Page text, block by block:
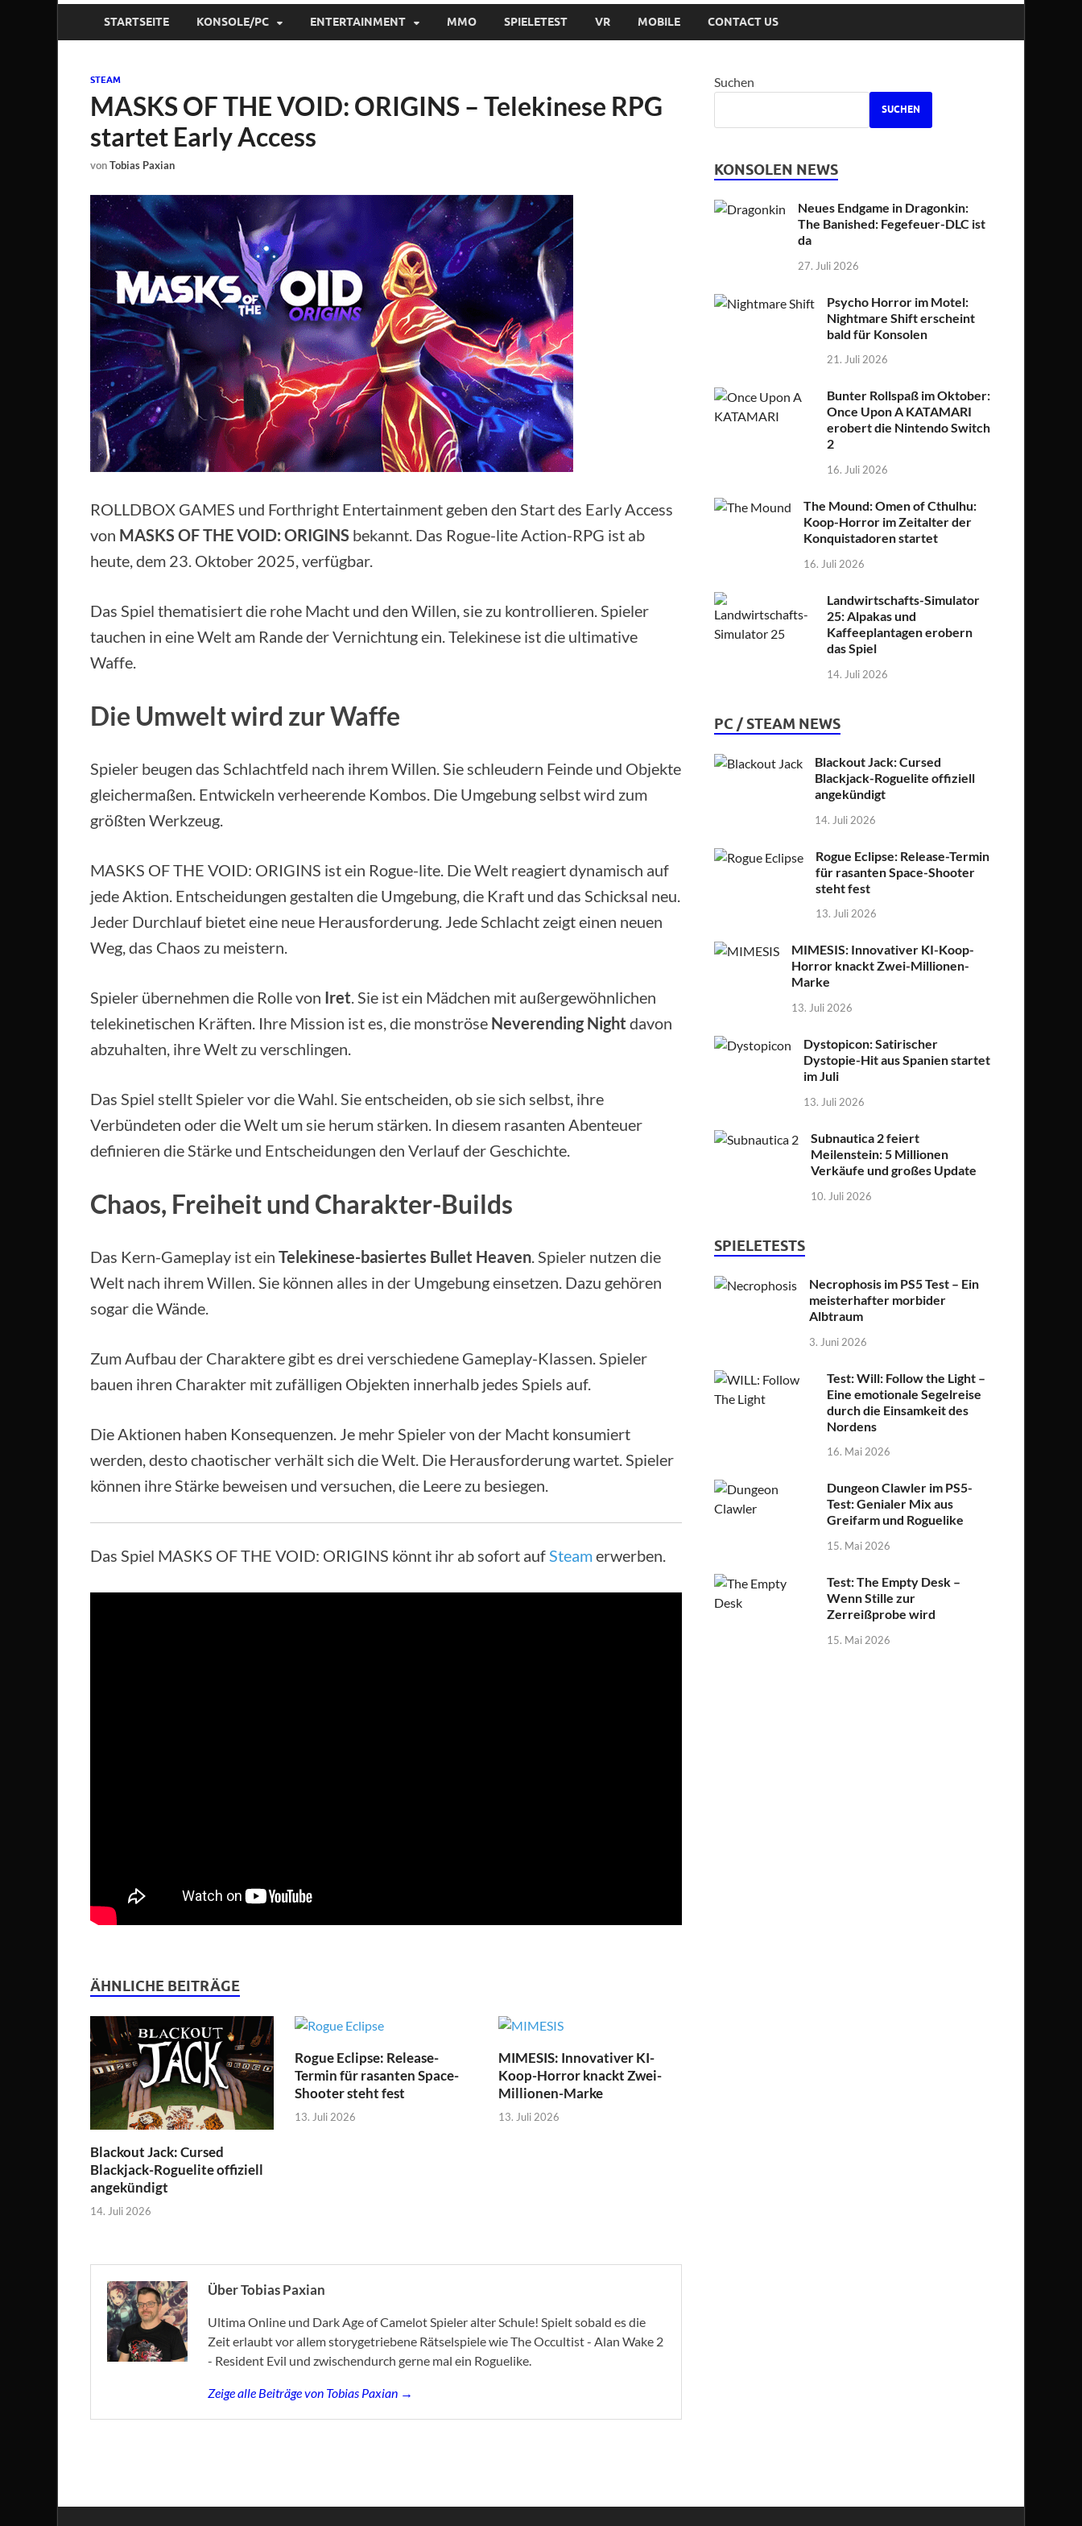
STARTSEITE KONSOLE/PC ENTERTAINMENT MMO SPIELETEST VR MOBILE CONTACT US
STEAM
MASKS OF THE VOID: ORIGINS – Telekinese RPG
startet Early Access
vonTobias Paxian
ROLLDBOX GAMES und Forthright Entertainment geben den Start des Early Access
von MASKS OF THE VOID: ORIGINS bekannt. Das Rogue-lite Action-RPG ist ab
heute, dem 23. Oktober 2025, verfügbar.
Das Spiel thematisiert die rohe Macht und den Willen, sie zu kontrollieren. Spieler
tauchen in eine Welt am Rande der Vernichtung ein. Telekinese ist die ultimative
Waffe.
Die Umwelt wird zur Waffe
Spieler beugen das Schlachtfeld nach ihrem Willen. Sie schleudern Feinde und Objekte
gleichermaßen. Entwickeln verheerende Kombos. Die Umgebung selbst wird zum
größten Werkzeug.
MASKS OF THE VOID: ORIGINS ist ein Rogue-lite. Die Welt reagiert dynamisch auf
jede Aktion. Entscheidungen gestalten die Umgebung, die Kraft und das Schicksal neu.
Jeder Durchlauf bietet eine neue Herausforderung. Jede Schlacht zeigt einen neuen
Weg, das Chaos zu meistern.
Spieler übernehmen die Rolle von Iret. Sie ist ein Mädchen mit außergewöhnlichen
telekinetischen Kräften. Ihre Mission ist es, die monströse Neverending Night davon
abzuhalten, ihre Welt zu verschlingen.
Das Spiel stellt Spieler vor die Wahl. Sie entscheiden, ob sie sich selbst, ihre
Verbündeten oder die Welt um sie herum stärken. In diesem rasanten Abenteuer
definieren die Stärke und Entscheidungen den Verlauf der Geschichte.
Chaos, Freiheit und Charakter-Builds
Das Kern-Gameplay ist ein Telekinese-basiertes Bullet Heaven. Spieler nutzen die
Welt nach ihrem Willen. Sie können alles in der Umgebung einsetzen. Dazu gehören
sogar die Wände.
Zum Aufbau der Charaktere gibt es drei verschiedene Gameplay-Klassen. Spieler
bauen ihren Charakter mit zufälligen Objekten innerhalb jedes Spiels auf.
Die Aktionen haben Konsequenzen. Je mehr Spieler von der Macht konsumiert
werden, desto chaotischer verhält sich die Welt. Die Herausforderung wartet. Spieler
können ihre Stärke beweisen und versuchen, die Leere zu besiegen.
Das Spiel MASKS OF THE VOID: ORIGINS könnt ihr ab sofort aufSteamerwerben.
ÄHNLICHE BEITRÄGE
Blackout Jack: Cursed
Blackjack-Roguelite offiziell
angekündigt
14. Juli 2026
Rogue Eclipse: Release-
Termin für rasanten Space-
Shooter steht fest
13. Juli 2026
MIMESIS: Innovativer KI-
Koop-Horror knackt Zwei-
Millionen-Marke
13. Juli 2026
Über Tobias Paxian
Ultima Online und Dark Age of Camelot Spieler alter Schule! Spielt sobald es die
Zeit erlaubt vor allem storygetriebene Rätselspiele wie The Occultist - Alan Wake 2
- Resident Evil und zwischendurch gerne mal ein Roguelike.
Zeige alle Beiträge von Tobias Paxian →
Suchen
SUCHEN
KONSOLEN NEWS
Neues Endgame in Dragonkin:
The Banished: Fegefeuer-DLC ist
da
27. Juli 2026
Psycho Horror im Motel:
Nightmare Shift erscheint
bald für Konsolen
21. Juli 2026
Bunter Rollspaß im Oktober:
Once Upon A KATAMARI
erobert die Nintendo Switch
2
16. Juli 2026
The Mound: Omen of Cthulhu:
Koop-Horror im Zeitalter der
Konquistadoren startet
16. Juli 2026
Landwirtschafts-Simulator
25: Alpakas und
Kaffeeplantagen erobern
das Spiel
14. Juli 2026
PC / STEAM NEWS
Blackout Jack: Cursed
Blackjack-Roguelite offiziell
angekündigt
14. Juli 2026
Rogue Eclipse: Release-Termin
für rasanten Space-Shooter
steht fest
13. Juli 2026
MIMESIS: Innovativer KI-Koop-
Horror knackt Zwei-Millionen-
Marke
13. Juli 2026
Dystopicon: Satirischer
Dystopie-Hit aus Spanien startet
im Juli
13. Juli 2026
Subnautica 2 feiert
Meilenstein: 5 Millionen
Verkäufe und großes Update
10. Juli 2026
SPIELETESTS
Necrophosis im PS5 Test – Ein
meisterhafter morbider
Albtraum
3. Juni 2026
Test: Will: Follow the Light –
Eine emotionale Segelreise
durch die Einsamkeit des
Nordens
16. Mai 2026
Dungeon Clawler im PS5-
Test: Genialer Mix aus
Greifarm und Roguelike
15. Mai 2026
Test: The Empty Desk –
Wenn Stille zur
Zerreißprobe wird
15. Mai 2026